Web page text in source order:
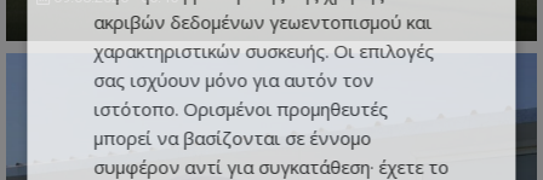
ακριβών δεδομένων γεωεντοπισμού και
χαρακτηριστικών συσκευής. Οι επιλογές
σας ισχύουν μόνο για αυτόν τον
ιστότοπο. Ορισμένοι προμηθευτές
μπορεί να βασίζονται σε έννομο
συμφέρον αντί για συγκατάθεση· έχετε το